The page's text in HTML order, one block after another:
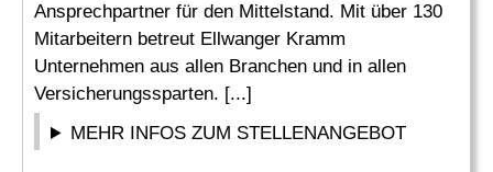
Ansprechpartner für den Mittelstand. Mit über 130
Mitarbeitern betreut Ellwanger Kramm
Unternehmen aus allen Branchen und in allen
Versicherungssparten. [...]
MEHR INFOS ZUM STELLENANGEBOT